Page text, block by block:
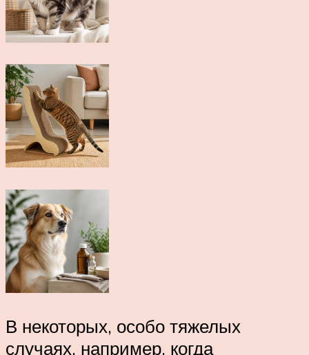
В некоторых, особо тяжелых
случаях, например, когда